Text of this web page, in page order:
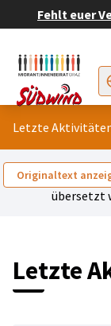
Fehlt euer
Letzte
Originaltext
übersetzt
Letzte